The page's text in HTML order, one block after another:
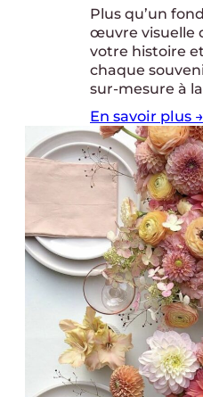
Plus qu’un
œuvre visuelle
votre histoire
chaque
sur-mesure à
En savoir plus →